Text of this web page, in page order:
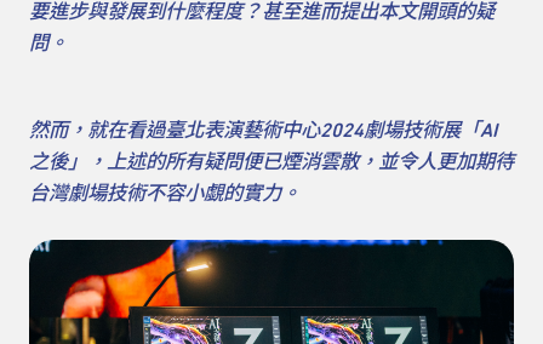
要進步與發展到什麼程度？甚至進而提出本文開頭的疑
問。
然而，就在看過臺北表演藝術中心2024劇場技術展「AI
之後」，上述的所有疑問便已煙消雲散，並令人更加期待
台灣劇場技術不容小覷的實力。